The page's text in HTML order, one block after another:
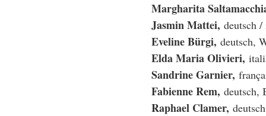
Margharita
Jasmin Mattei, deutsch
Eveline Bürgi, deutsch,
Elda Maria Olivieri,
Sandrine Garnier,
Fabienne Rem, deutsch,
Raphael Clamer,